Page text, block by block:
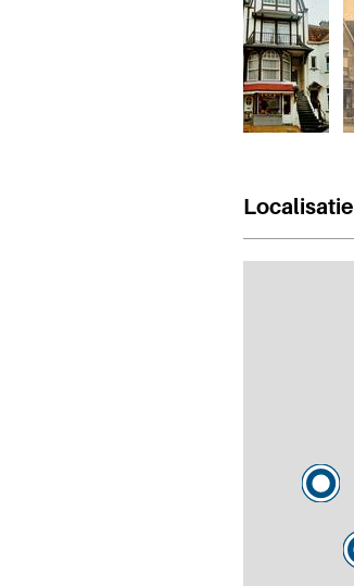
Localisatie